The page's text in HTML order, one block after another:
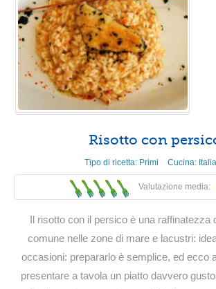
Risotto con
Tipo di ricetta: Primi Cucina:
Valutazione media:
Il risotto con il persico è una raffinatezza
comune nelle zone di mare e lacustri:
occasioni: prepararlo è semplice, ed ecco
presentare a tavola un piatto davvero